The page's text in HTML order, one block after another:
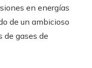
en energías
de un ambicioso
de gases de